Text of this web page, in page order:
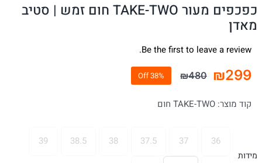
כפכפים מעור TAKE-TWO חום זמש | סטיב
מאדן
Be the first to leave a review.
₪480 המחיר
המקורי
היה:
₪299
המחיר
הנוכחי
הוא:
38% Off
קוד מוצר: TAKE-TWO חום
מידות
36
37
37.5
38
38.5
39